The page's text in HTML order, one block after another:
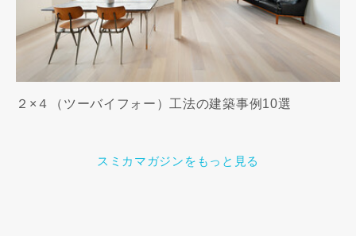
２×４（ツーバイフォー）工法の建築事例10選
スミカマガジンをもっと見る